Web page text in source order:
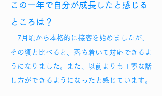
この一年で自分が成長したと感じる
ところは？
7月頃から本格的に接客を始めましたが、
その頃と比べると、落ち着いて対応できるよ
うになりました。また、以前よりも丁寧な話
し方ができるようになったと感じています。